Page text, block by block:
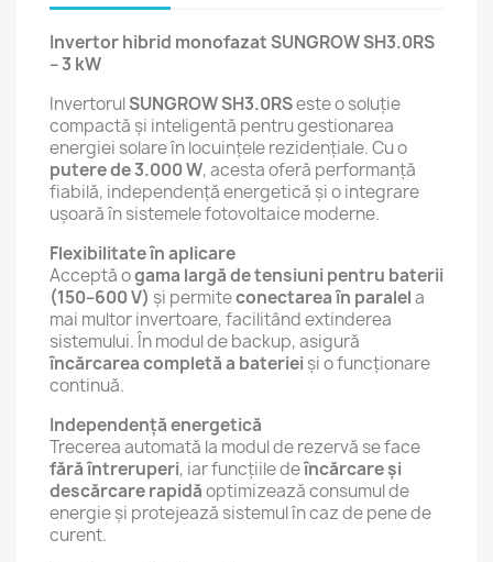
Invertor hibrid monofazat SUNGROW SH3.0RS
– 3 kW
InvertorulSUNGROW SH3.0RSeste o soluție
compactă și inteligentă pentru gestionarea
energiei solare în locuințele rezidențiale. Cu o
putere de 3.000 W, acesta oferă performanță
fiabilă, independență energetică și o integrare
ușoară în sistemele fotovoltaice moderne.
Flexibilitate în aplicare
Acceptă ogama largă de tensiuni pentru baterii
(150–600 V) și permiteconectarea în paralela
mai multor invertoare, facilitând extinderea
sistemului. În modul de backup, asigură
încărcarea completă a bateriei și o funcționare
continuă.
Independență energetică
Trecerea automată la modul de rezervă se face
fără întreruperi, iar funcțiile deîncărcare și
descărcare rapidăoptimizează consumul de
energie și protejează sistemul în caz de pene de
curent.